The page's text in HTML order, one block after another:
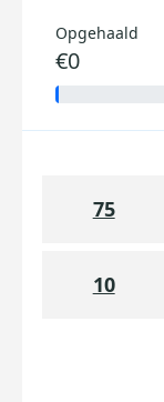
Opgehaald
€0
75
10